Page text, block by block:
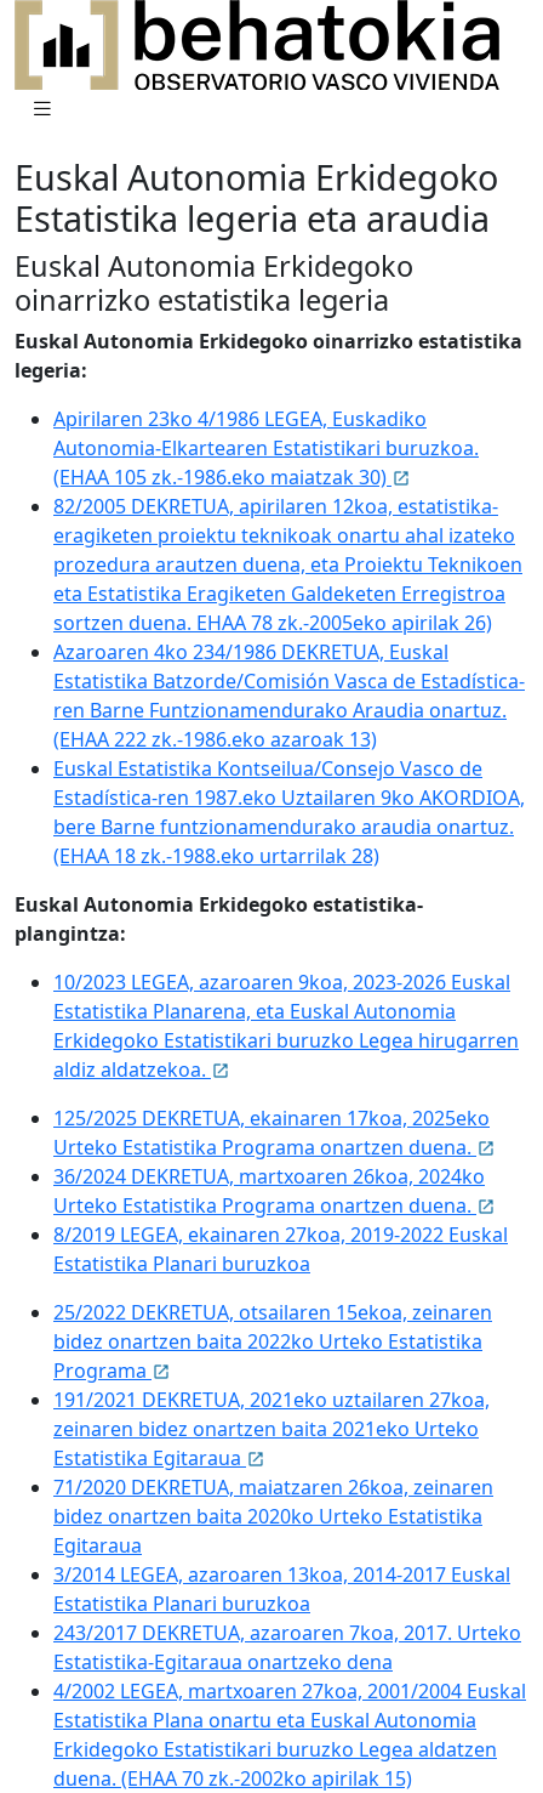
Euskal Autonomia Erkidegoko
Estatistika legeria eta araudia
Euskal Autonomia Erkidegoko
oinarrizko estatistika legeria
Euskal Autonomia Erkidegoko oinarrizko estatistika
legeria:
Apirilaren 23ko 4/1986 LEGEA, Euskadiko
Autonomia-Elkartearen Estatistikari buruzkoa.
(EHAA 105 zk.-1986.eko maiatzak 30)
82/2005 DEKRETUA, apirilaren 12koa, estatistika-
eragiketen proiektu teknikoak onartu ahal izateko
prozedura arautzen duena, eta Proiektu Teknikoen
eta Estatistika Eragiketen Galdeketen Erregistroa
sortzen duena. EHAA 78 zk.-2005eko apirilak 26)
Azaroaren 4ko 234/1986 DEKRETUA, Euskal
Estatistika Batzorde/Comisión Vasca de Estadística-
ren Barne Funtzionamendurako Araudia onartuz.
(EHAA 222 zk.-1986.eko azaroak 13)
Euskal Estatistika Kontseilua/Consejo Vasco de
Estadística-ren 1987.eko Uztailaren 9ko AKORDIOA,
bere Barne funtzionamendurako araudia onartuz.
(EHAA 18 zk.-1988.eko urtarrilak 28)
Euskal Autonomia Erkidegoko estatistika-
plangintza:
10/2023 LEGEA, azaroaren 9koa, 2023-2026 Euskal
Estatistika Planarena, eta Euskal Autonomia
Erkidegoko Estatistikari buruzko Legea hirugarren
aldiz aldatzekoa.
125/2025 DEKRETUA, ekainaren 17koa, 2025eko
Urteko Estatistika Programa onartzen duena.
36/2024 DEKRETUA, martxoaren 26koa, 2024ko
Urteko Estatistika Programa onartzen duena.
8/2019 LEGEA, ekainaren 27koa, 2019-2022 Euskal
Estatistika Planari buruzkoa
25/2022 DEKRETUA, otsailaren 15ekoa, zeinaren
bidez onartzen baita 2022ko Urteko Estatistika
Programa
191/2021 DEKRETUA, 2021eko uztailaren 27koa,
zeinaren bidez onartzen baita 2021eko Urteko
Estatistika Egitaraua
71/2020 DEKRETUA, maiatzaren 26koa, zeinaren
bidez onartzen baita 2020ko Urteko Estatistika
Egitaraua
3/2014 LEGEA, azaroaren 13koa, 2014-2017 Euskal
Estatistika Planari buruzkoa
243/2017 DEKRETUA, azaroaren 7koa, 2017. Urteko
Estatistika-Egitaraua onartzeko dena
4/2002 LEGEA, martxoaren 27koa, 2001/2004 Euskal
Estatistika Plana onartu eta Euskal Autonomia
Erkidegoko Estatistikari buruzko Legea aldatzen
duena. (EHAA 70 zk.-2002ko apirilak 15)